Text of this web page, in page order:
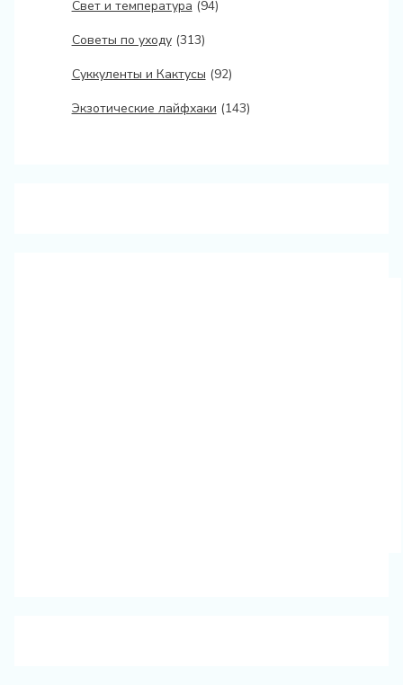
Свет и температура (94)
Советы по уходу(313)
Суккуленты и Кактусы (92)
Экзотические лайфхаки (143)